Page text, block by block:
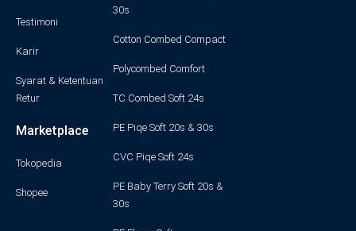
Testimoni
Karir
Syarat & Ketentuan
Retur
Marketplace
Tokopedia
Shopee
30s
Cotton Combed Compact
Polycombed Comfort
TC Combed Soft 24s
PE Piqe Soft 20s & 30s
CVC Piqe Soft 24s
PE Baby Terry Soft 20s &
30s